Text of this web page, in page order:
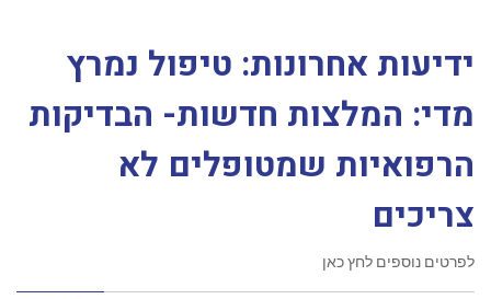
ידיעות אחרונות: טיפול נמרץ
מדי: המלצות חדשות- הבדיקות
הרפואיות שמטופלים לא
צריכים
לפרטים נוספים לחץ כאן